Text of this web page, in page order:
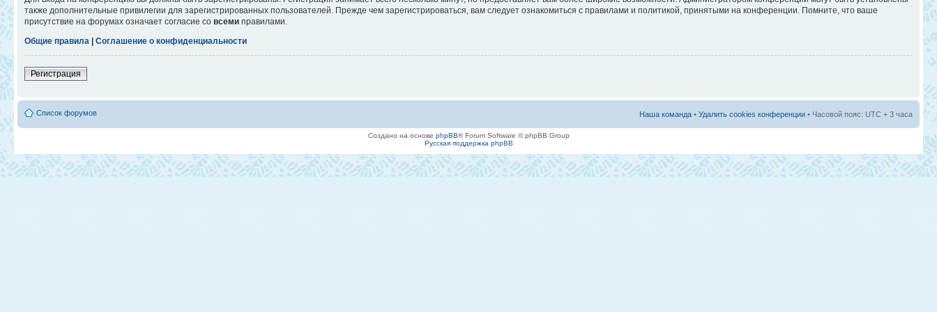
также дополнительные привилегии для зарегистрированных пользователей. Прежде чем зарегистрироваться, вам следует ознакомиться с правилами и политикой, принятыми на конференции. Помните, что ваше
присутствие на форумах означает согласие со всеми правилами.
Общие правила | Соглашение о конфиденциальности
Регистрация
Список форумов Наша команда • Удалить cookies конференции • Часовой пояс: UTC + 3 часа
Создано на основе phpBB® Forum Software © phpBB Group
Русская поддержка phpBB